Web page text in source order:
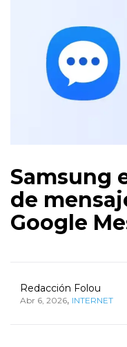
Samsung
de
Google
Redacción Folou
Abr 6, 2026, INTERNET